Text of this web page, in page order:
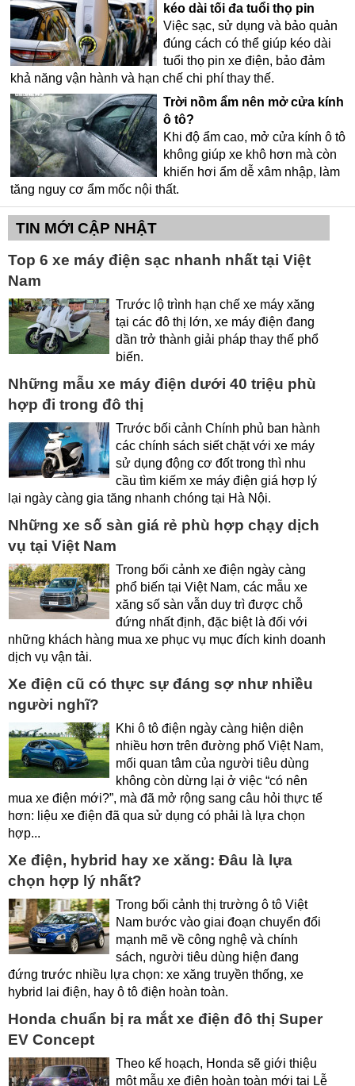
kéo dài tối đa tuổi thọ pin
Việc sạc, sử dụng và bảo quản
đúng cách có thể giúp kéo dài
tuổi thọ pin xe điện, bảo đảm
khả năng vận hành và hạn chế chi phí thay thế.
Trời nồm ẩm nên mở cửa kính
ô tô?
Khi độ ẩm cao, mở cửa kính ô tô
không giúp xe khô hơn mà còn
khiến hơi ẩm dễ xâm nhập, làm
tăng nguy cơ ẩm mốc nội thất.
TIN MỚI CẬP NHẬT
Top 6 xe máy điện sạc nhanh nhất tại Việt
Nam
Trước lộ trình hạn chế xe máy xăng
tại các đô thị lớn, xe máy điện đang
dần trở thành giải pháp thay thế phổ
biến.
Những mẫu xe máy điện dưới 40 triệu phù
hợp đi trong đô thị
Trước bối cảnh Chính phủ ban hành
các chính sách siết chặt với xe máy
sử dụng động cơ đốt trong thì nhu
cầu tìm kiếm xe máy điện giá hợp lý
lại ngày càng gia tăng nhanh chóng tại Hà Nội.
Những xe số sàn giá rẻ phù hợp chạy dịch
vụ tại Việt Nam
Trong bối cảnh xe điện ngày càng
phổ biến tại Việt Nam, các mẫu xe
xăng số sàn vẫn duy trì được chỗ
đứng nhất định, đặc biệt là đối với
những khách hàng mua xe phục vụ mục đích kinh doanh
dịch vụ vận tải.
Xe điện cũ có thực sự đáng sợ như nhiều
người nghĩ?
Khi ô tô điện ngày càng hiện diện
nhiều hơn trên đường phố Việt Nam,
mối quan tâm của người tiêu dùng
không còn dừng lại ở việc “có nên
mua xe điện mới?”, mà đã mở rộng sang câu hỏi thực tế
hơn: liệu xe điện đã qua sử dụng có phải là lựa chọn
hợp...
Xe điện, hybrid hay xe xăng: Đâu là lựa
chọn hợp lý nhất?
Trong bối cảnh thị trường ô tô Việt
Nam bước vào giai đoạn chuyển đổi
mạnh mẽ về công nghệ và chính
sách, người tiêu dùng hiện đang
đứng trước nhiều lựa chọn: xe xăng truyền thống, xe
hybrid lai điện, hay ô tô điện hoàn toàn.
Honda chuẩn bị ra mắt xe điện đô thị Super
EV Concept
Theo kế hoạch, Honda sẽ giới thiệu
một mẫu xe điện hoàn toàn mới tại Lễ